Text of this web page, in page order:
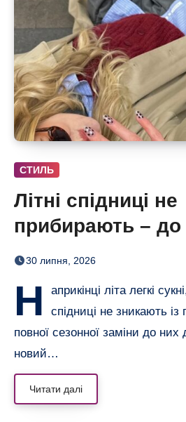
СТИЛЬ
Літні спідниці не
прибирають – до
додають
30 липня, 2026
Н
априкінці літа легкі
спідниці не зникають
повної сезонної заміни до
новий…
Читати далі